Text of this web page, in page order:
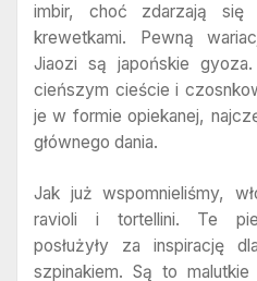
imbir, choć zdarzają
krewetkami. Pewną
Jiaozi są japońskie
cieńszym cieście i
je w formie opiekanej,
głównego dania.
Jak już wspomnieliśmy,
ravioli i tortellini. Te
posłużyły za inspirację
szpinakiem. Są to